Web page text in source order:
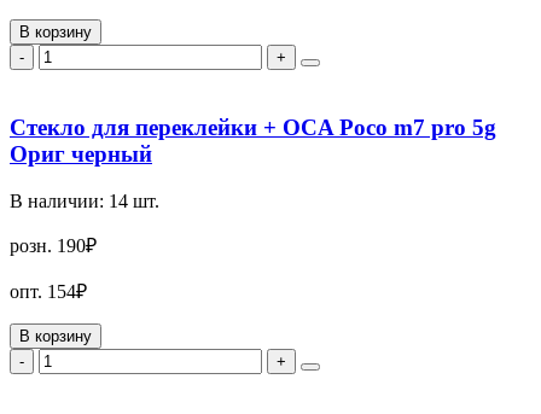
В корзину
-
+
Стекло для переклейки + OCA Poco m7 pro 5g
Ориг черный
В наличии: 14 шт.
розн. 190₽
опт. 154₽
В корзину
-
+